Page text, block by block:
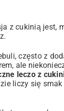
z cukinią jest,
często z
ale
leczo z
liczy się smak